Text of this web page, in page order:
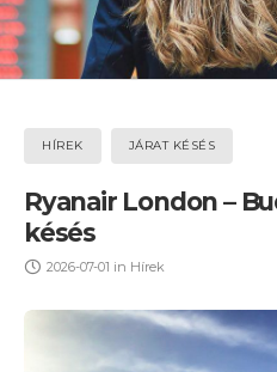
HÍREK JÁRAT KÉSÉS
Ryanair London –
késés
2026-07-01 in Hírek